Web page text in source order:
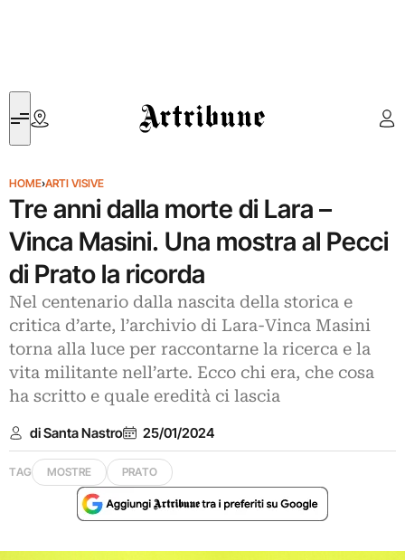
Artribune
HOME›ARTI VISIVE
Tre anni dalla morte di Lara –
Vinca Masini. Una mostra al Pecci
di Prato la ricorda
Nel centenario dalla nascita della storica e
critica d’arte, l’archivio di Lara-Vinca Masini
torna alla luce per raccontarne la ricerca e la
vita militante nell’arte. Ecco chi era, che cosa
ha scritto e quale eredità ci lascia
di Santa Nastro 25/01/2024
TAG MOSTRE PRATO